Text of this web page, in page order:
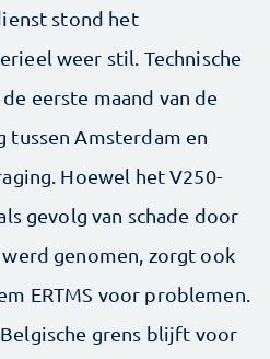
stond het
weer stil. Technische
eerste maand van de
Amsterdam en
Hoewel het V250-
gevolg van schade door
genomen, zorgt ook
ERTMS voor problemen.
grens blijft voor